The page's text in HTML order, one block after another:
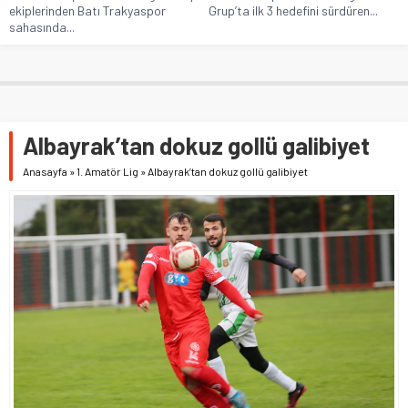
ekiplerinden Batı Trakyaspor
sahasında...
Grup’ta ilk 3 hedefini sürdüren...
Albayrak’tan dokuz gollü galibiyet
Anasayfa »1. Amatör Lig »Albayrak’tan dokuz gollü galibiyet